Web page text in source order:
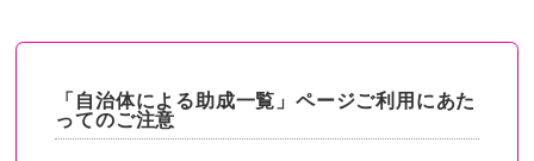
「自治体による助成一覧」ページご利用にあた
ってのご注意